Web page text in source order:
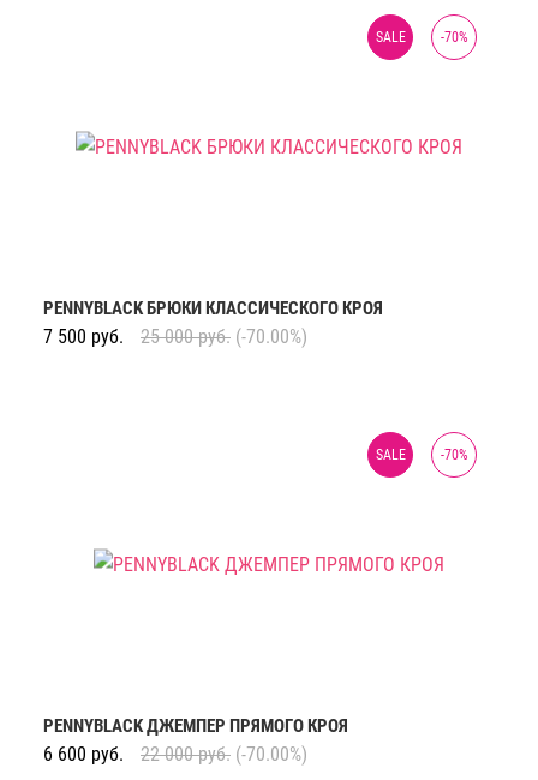
-70%
SALE
PENNYBLACK БРЮКИ КЛАССИЧЕСКОГО КРОЯ
7 500 руб. 25 000 руб. (-70.00%)
-70%
SALE
PENNYBLACK ДЖЕМПЕР ПРЯМОГО КРОЯ
6 600 руб. 22 000 руб. (-70.00%)